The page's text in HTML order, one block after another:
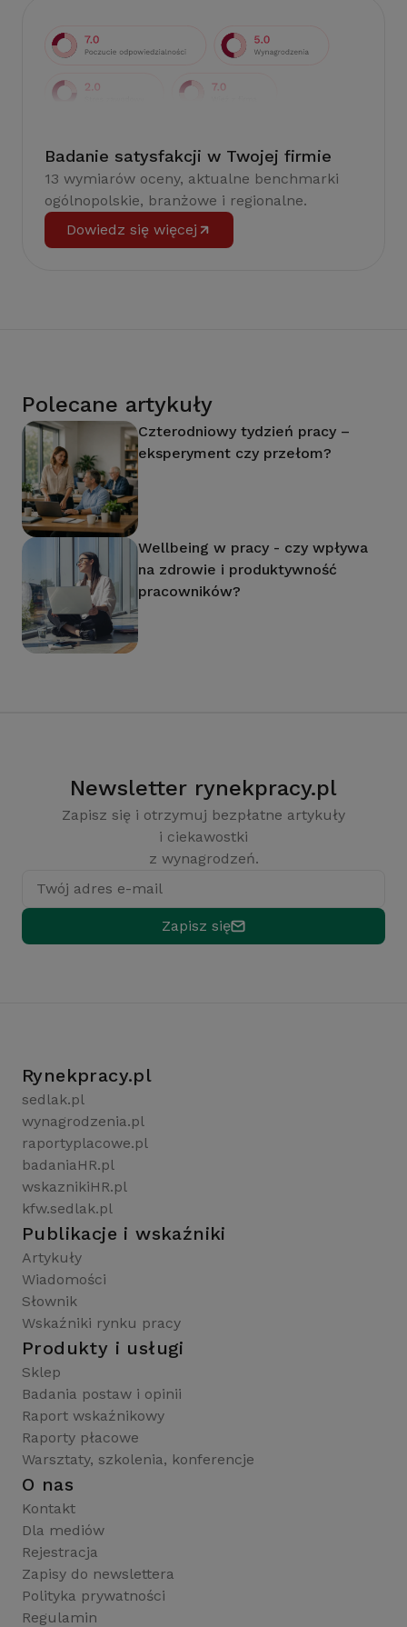
Badanie satysfakcji w Twojej firmie
13 wymiarów oceny, aktualne benchmarki
ogólnopolskie, branżowe i regionalne.
Dowiedz się więcej
Polecane artykuły
Czterodniowy tydzień pracy –
eksperyment czy przełom?
Wellbeing w pracy - czy wpływa
na zdrowie i produktywność
pracowników?
Newsletter rynekpracy.pl
Zapisz się i otrzymuj bezpłatne artykuły
i ciekawostki
z wynagrodzeń.
Twój adres e-mail
Zapisz się
Rynekpracy.pl
sedlak.pl
wynagrodzenia.pl
raportyplacowe.pl
badaniaHR.pl
wskaznikiHR.pl
kfw.sedlak.pl
Publikacje i wskaźniki
Artykuły
Wiadomości
Słownik
Wskaźniki rynku pracy
Produkty i usługi
Sklep
Badania postaw i opinii
Raport wskaźnikowy
Raporty płacowe
Warsztaty, szkolenia, konferencje
O nas
Kontakt
Dla mediów
Rejestracja
Zapisy do newslettera
Polityka prywatności
Regulamin